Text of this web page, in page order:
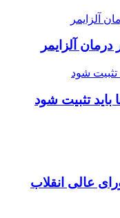
آلزایمر
باید تثبیت شود
عالی انقلاب